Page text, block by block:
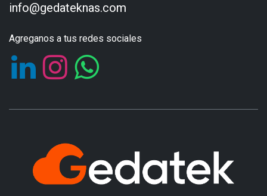
info@gedateknas.com
Agreganos a tus redes sociales